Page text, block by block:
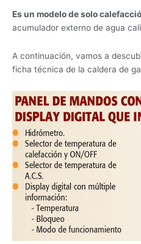
Es un modelo de solo
acumulador externo de agua
A continuación, vamos a
ficha técnica de la caldera de